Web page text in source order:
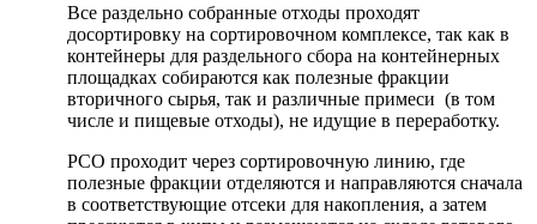
Все раздельно собранные отходы проходят
досортировку на сортировочном комплексе, так как в
контейнеры для раздельного сбора на контейнерных
площадках собираются как полезные фракции
вторичного сырья, так и различные примеси (в том
числе и пищевые отходы), не идущие в переработку.
РСО проходит через сортировочную линию, где
полезные фракции отделяются и направляются сначала
в соответствующие отсеки для накопления, а затем